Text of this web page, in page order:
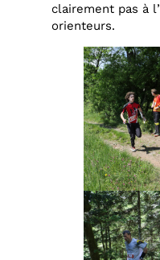
clairement pas à
orienteurs.